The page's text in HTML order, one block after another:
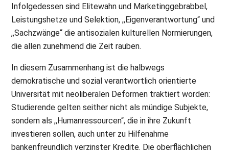
Infolgedessen sind Elitewahn und Marketinggebrabbel,
Leistungshetze und Selektion, ,,Eigenverantwortung“ und
,,Sachzwänge“ die antisozialen kulturellen Normierungen,
die allen zunehmend die Zeit rauben.
In diesem Zusammenhang ist die halbwegs
demokratische und sozial verantwortlich orientierte
Universität mit neoliberalen Deformen traktiert worden:
Studierende gelten seither nicht als mündige Subjekte,
sondern als ,,Humanressourcen“, die in ihre Zukunft
investieren sollen, auch unter zu Hilfenahme
bankenfreundlich verzinster Kredite. Die oberflächlichen